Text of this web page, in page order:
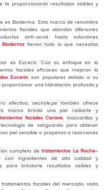
te proporcionarán resultados visibles y
es Bioderma. Esta marca de renombre
faciales que abordan diferentes
anti-acné hasta soluciones
tienen todo lo que necesitas
es Eucerin. Con su enfoque en la
faciales eficaces que mejoran la
Eucerin son populares debido a su
una hidratación profunda y
efectiva, oechsle.pe también ofrece
marca brinda una piel radiante y
faciales Cerave, mascarillas y
de vanguardia para obtener
piel sensible o propensa a reacciones
completa de tratamientos La Roche-
con ingredientes de alta calidad y
para brindarte resultados visibles y
faciales del mercado, visita